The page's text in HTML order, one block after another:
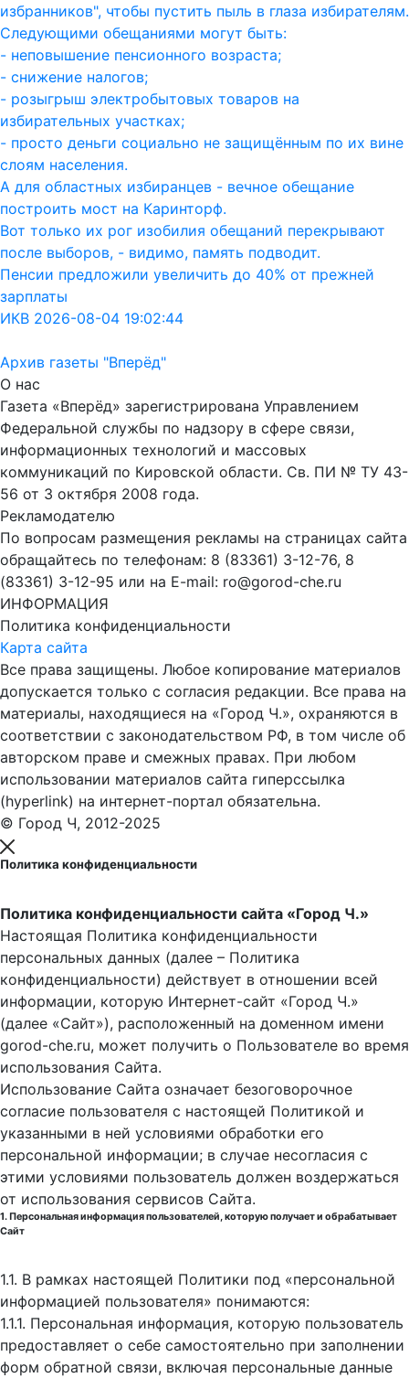
избранников", чтобы пустить пыль в глаза избирателям.
Следующими обещаниями могут быть:
- неповышение пенсионного возраста;
- снижение налогов;
- розыгрыш электробытовых товаров на
избирательных участках;
- просто деньги социально не защищённым по их вине
слоям населения.
А для областных избиранцев - вечное обещание
построить мост на Каринторф.
Вот только их рог изобилия обещаний перекрывают
после выборов, - видимо, память подводит.
Пенсии предложили увеличить до 40% от прежней
зарплаты
ИКВ 2026-08-04 19:02:44
Архив газеты "Вперёд"
О нас
Газета «Вперёд» зарегистрирована Управлением
Федеральной службы по надзору в сфере связи,
информационных технологий и массовых
коммуникаций по Кировской области. Св. ПИ № ТУ 43-
56 от 3 октября 2008 года.
Рекламодателю
По вопросам размещения рекламы на страницах сайта
обращайтесь по телефонам: 8 (83361) 3-12-76, 8
(83361) 3-12-95 или на E-mail: ro@gorod-che.ru
ИНФОРМАЦИЯ
Политика конфиденциальности
Карта сайта
Все права защищены. Любое копирование материалов
допускается только с согласия редакции. Все права на
материалы, находящиеся на «Город Ч.», охраняются в
соответствии с законодательством РФ, в том числе об
авторском праве и смежных правах. При любом
использовании материалов сайта гиперссылка
(hyperlink) на интернет-портал обязательна.
© Город Ч, 2012-2025
Политика конфиденциальности
Политика конфиденциальности сайта «Город Ч.»
Настоящая Политика конфиденциальности
персональных данных (далее – Политика
конфиденциальности) действует в отношении всей
информации, которую Интернет-сайт «Город Ч.»
(далее «Сайт»), расположенный на доменном имени
gorod-che.ru, может получить о Пользователе во время
использования Cайта.
Использование Сайта означает безоговорочное
согласие пользователя с настоящей Политикой и
указанными в ней условиями обработки его
персональной информации; в случае несогласия с
этими условиями пользователь должен воздержаться
от использования сервисов Сайта.
1. Персональная информация пользователей, которую получает и обрабатывает
Сайт
1.1. В рамках настоящей Политики под «персональной
информацией пользователя» понимаются:
1.1.1. Персональная информация, которую пользователь
предоставляет о себе самостоятельно при заполнении
форм обратной связи, включая персональные данные